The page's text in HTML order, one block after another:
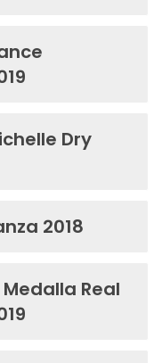
Dry
2018
Real